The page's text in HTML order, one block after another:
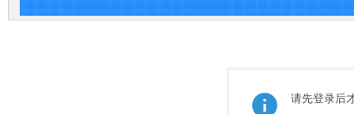
请先登录后